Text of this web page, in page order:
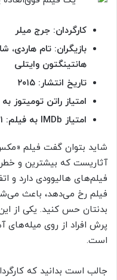
کارگردان: جرج میلر
بازیگران: تام هاردی،
هانتینگتون وایتلی
تاریخ انتشار: ۲۰۱۵
امتیاز راتن تومیتوز به فیلم:
امتیاز
شاید بتوان گفت فیلم
آثاریست که بیشترین و
فیلم‌های هالیوودی دارد و
فیلم رخ می‌دهد، باعث
بدنتان حس کنید. یکی از
پرش افراد از روی
است.
جالب است بدانید که